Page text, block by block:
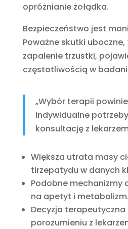
opróżnianie żołądka.
Bezpieczeństwo jest
Poważne skutki
zapalenie trzustki,
częstotliwością w
„Wybór terapii
indywidualne
konsultację z
Większa utrata masy
tirzepatydu w danych
Podobne mechanizmy
na apetyt i metabolizm.
Decyzja terapeutyczna
porozumieniu z